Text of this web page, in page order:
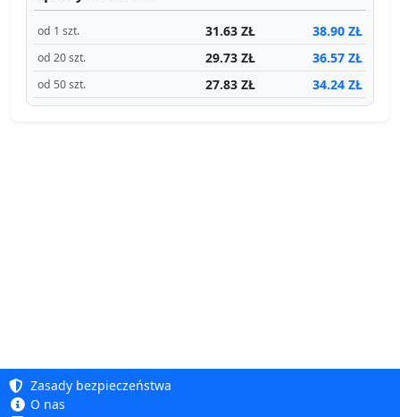
od 1 szt. 31.63 ZŁ 38.90 ZŁ
od 20 szt. 29.73 ZŁ 36.57 ZŁ
od 50 szt. 27.83 ZŁ 34.24 ZŁ
Zasady bezpieczeństwa
O nas